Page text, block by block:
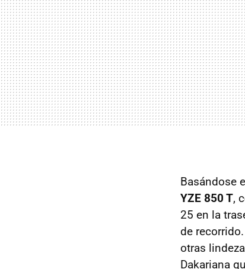
Basándose
YZE 850 T,
25 en la
de recorrido.
otras
Dakariana